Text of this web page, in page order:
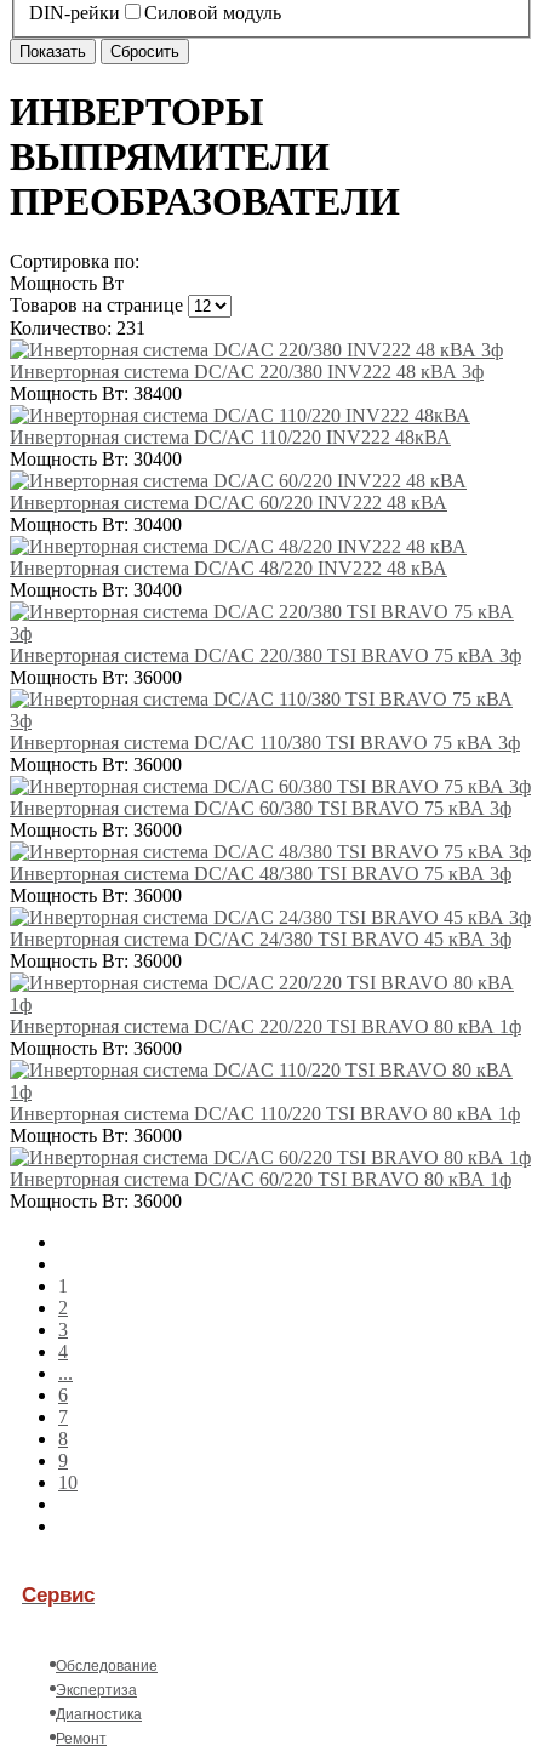
DIN-рейки
Силовой модуль
ИНВЕРТОРЫ
ВЫПРЯМИТЕЛИ
ПРЕОБРАЗОВАТЕЛИ
Сортировка по:
Мощность Вт
Товаров на странице
Количество: 231
Инверторная система DC/AC 220/380 INV222 48 кВА 3ф
Мощность Вт: 38400
Инверторная система DC/AC 110/220 INV222 48кВА
Мощность Вт: 30400
Инверторная система DC/AC 60/220 INV222 48 кВА
Мощность Вт: 30400
Инверторная система DC/AC 48/220 INV222 48 кВА
Мощность Вт: 30400
Инверторная система DC/AC 220/380 TSI BRAVO 75 кВА 3ф
Мощность Вт: 36000
Инверторная система DC/AC 110/380 TSI BRAVO 75 кВА 3ф
Мощность Вт: 36000
Инверторная система DC/AC 60/380 TSI BRAVO 75 кВА 3ф
Мощность Вт: 36000
Инверторная система DC/AC 48/380 TSI BRAVO 75 кВА 3ф
Мощность Вт: 36000
Инверторная система DC/AC 24/380 TSI BRAVO 45 кВА 3ф
Мощность Вт: 36000
Инверторная система DC/AC 220/220 TSI BRAVO 80 кВА 1ф
Мощность Вт: 36000
Инверторная система DC/AC 110/220 TSI BRAVO 80 кВА 1ф
Мощность Вт: 36000
Инверторная система DC/AC 60/220 TSI BRAVO 80 кВА 1ф
Мощность Вт: 36000
1
2
3
4
...
6
7
8
9
10
Сервис
Обследование
Экспертиза
Диагностика
Ремонт